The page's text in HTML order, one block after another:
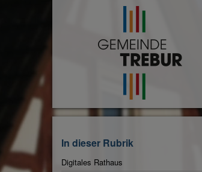
Zur
In dieser Rubrik
Digitales Rathaus